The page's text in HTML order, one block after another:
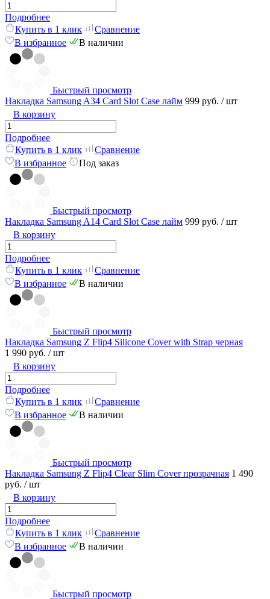
Подробнее
Купить в 1 клик
Сравнение
В избранное
В наличии
Быстрый просмотр
Накладка Samsung A34 Card Slot Сase лайм 999 руб. / шт
В корзину
Подробнее
Купить в 1 клик
Сравнение
В избранное
Под заказ
Быстрый просмотр
Накладка Samsung A14 Card Slot Сase лайм 999 руб. / шт
В корзину
Подробнее
Купить в 1 клик
Сравнение
В избранное
В наличии
Быстрый просмотр
Накладка Samsung Z Flip4 Silicone Cover with Strap черная
1 990 руб. / шт
В корзину
Подробнее
Купить в 1 клик
Сравнение
В избранное
В наличии
Быстрый просмотр
Накладка Samsung Z Flip4 Clear Slim Cover прозрачная 1 490
руб. / шт
В корзину
Подробнее
Купить в 1 клик
Сравнение
В избранное
В наличии
Быстрый просмотр